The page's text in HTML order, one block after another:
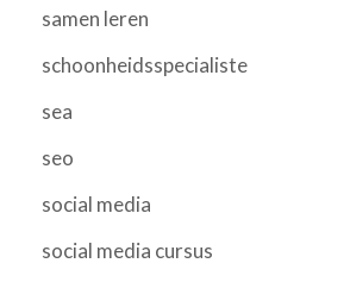
samen leren
schoonheidsspecialiste
sea
seo
social media
social media cursus